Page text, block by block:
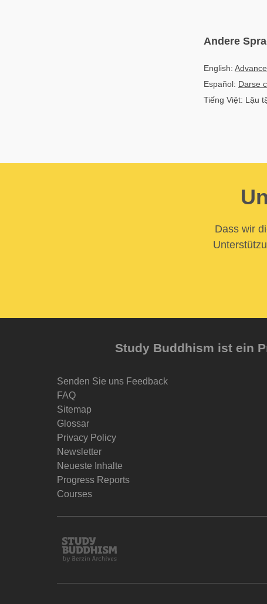
Andere
English:
Español: Darse
Tiếng Việt: Lậu
Dass wir
Study Buddhism ist ein
Senden Sie uns Feedback
FAQ
Sitemap
Glossar
Privacy Policy
Newsletter
Neueste Inhalte
Progress Reports
Courses
Study
Buddhism